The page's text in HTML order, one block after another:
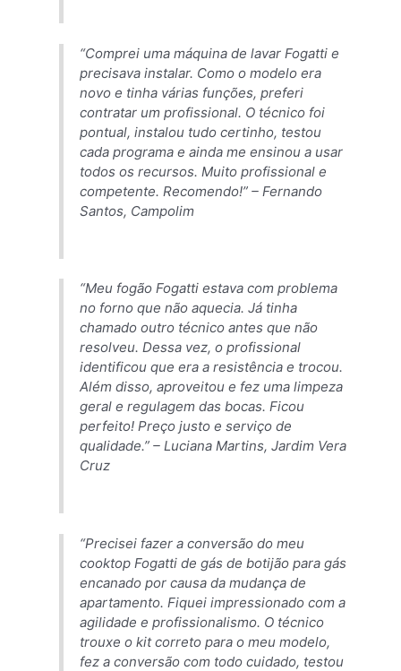
“Comprei uma máquina de lavar Fogatti e
precisava instalar. Como o modelo era
novo e tinha várias funções, preferi
contratar um profissional. O técnico foi
pontual, instalou tudo certinho, testou
cada programa e ainda me ensinou a usar
todos os recursos. Muito profissional e
competente. Recomendo!” – Fernando
Santos, Campolim
“Meu fogão Fogatti estava com problema
no forno que não aquecia. Já tinha
chamado outro técnico antes que não
resolveu. Dessa vez, o profissional
identificou que era a resistência e trocou.
Além disso, aproveitou e fez uma limpeza
geral e regulagem das bocas. Ficou
perfeito! Preço justo e serviço de
qualidade.” –Luciana Martins, Jardim Vera
Cruz
“Precisei fazer a conversão do meu
cooktop Fogatti de gás de botijão para gás
encanado por causa da mudança de
apartamento. Fiquei impressionado com a
agilidade e profissionalismo. O técnico
trouxe o kit correto para o meu modelo,
fez a conversão com todo cuidado, testou